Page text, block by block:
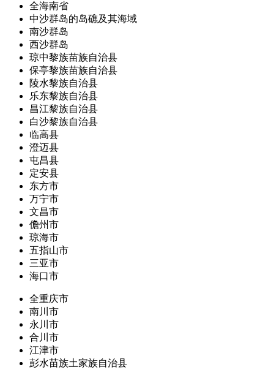
全海南省
中沙群岛的岛礁及其海域
南沙群岛
西沙群岛
琼中黎族苗族自治县
保亭黎族苗族自治县
陵水黎族自治县
乐东黎族自治县
昌江黎族自治县
白沙黎族自治县
临高县
澄迈县
屯昌县
定安县
东方市
万宁市
文昌市
儋州市
琼海市
五指山市
三亚市
海口市
全重庆市
南川市
永川市
合川市
江津市
彭水苗族土家族自治县